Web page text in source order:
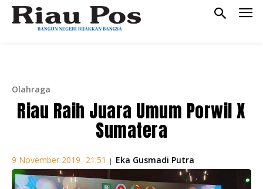
Olahraga
Riau Raih Juara Umum Porwil X
Sumatera
9 November 2019 -21:51 | Eka Gusmadi Putra